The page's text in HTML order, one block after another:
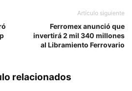
Artículo siguiente
Ferromex anunció que
invertirá 2 mil 340 millones
al Libramiento Ferrovario
relacionados